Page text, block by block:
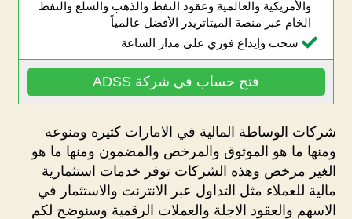
والأمريكية والعالمية وعقود النفط والذهب والسلع والنفط
الخام عبر منصة الميتاتريدر الأفضل عالمياً
سحب وإيداع فوري على مدار الساعة
فتح حساب في شركة ADSS
شركات الوساطة المالية في الامارات كثيره ومنوعه
ومنها ما هو الموثوق والمرخص والمضمون ومنها ما هو
الغير مرخص وهذه الشركات توفر خدمات استثمارية
مالية للعملاء مثل التداول عبر الانترنت والاستثمار في
الاسهم والعقود الاجلة والعملات الرقمية وسنوضح لكم